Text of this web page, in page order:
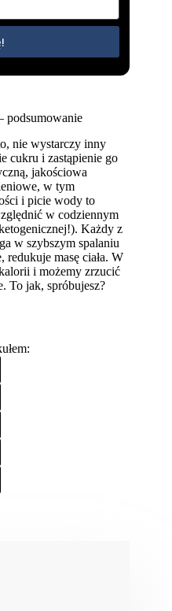
podsumowanie
nie wystarczy inny
cukru i zastąpienie go
jakościowa
w tym
i picie wody to
w codziennym
Każdy z
w szybszym spalaniu
redukuje masę ciała. W
i możemy zrzucić
To jak, spróbujesz?